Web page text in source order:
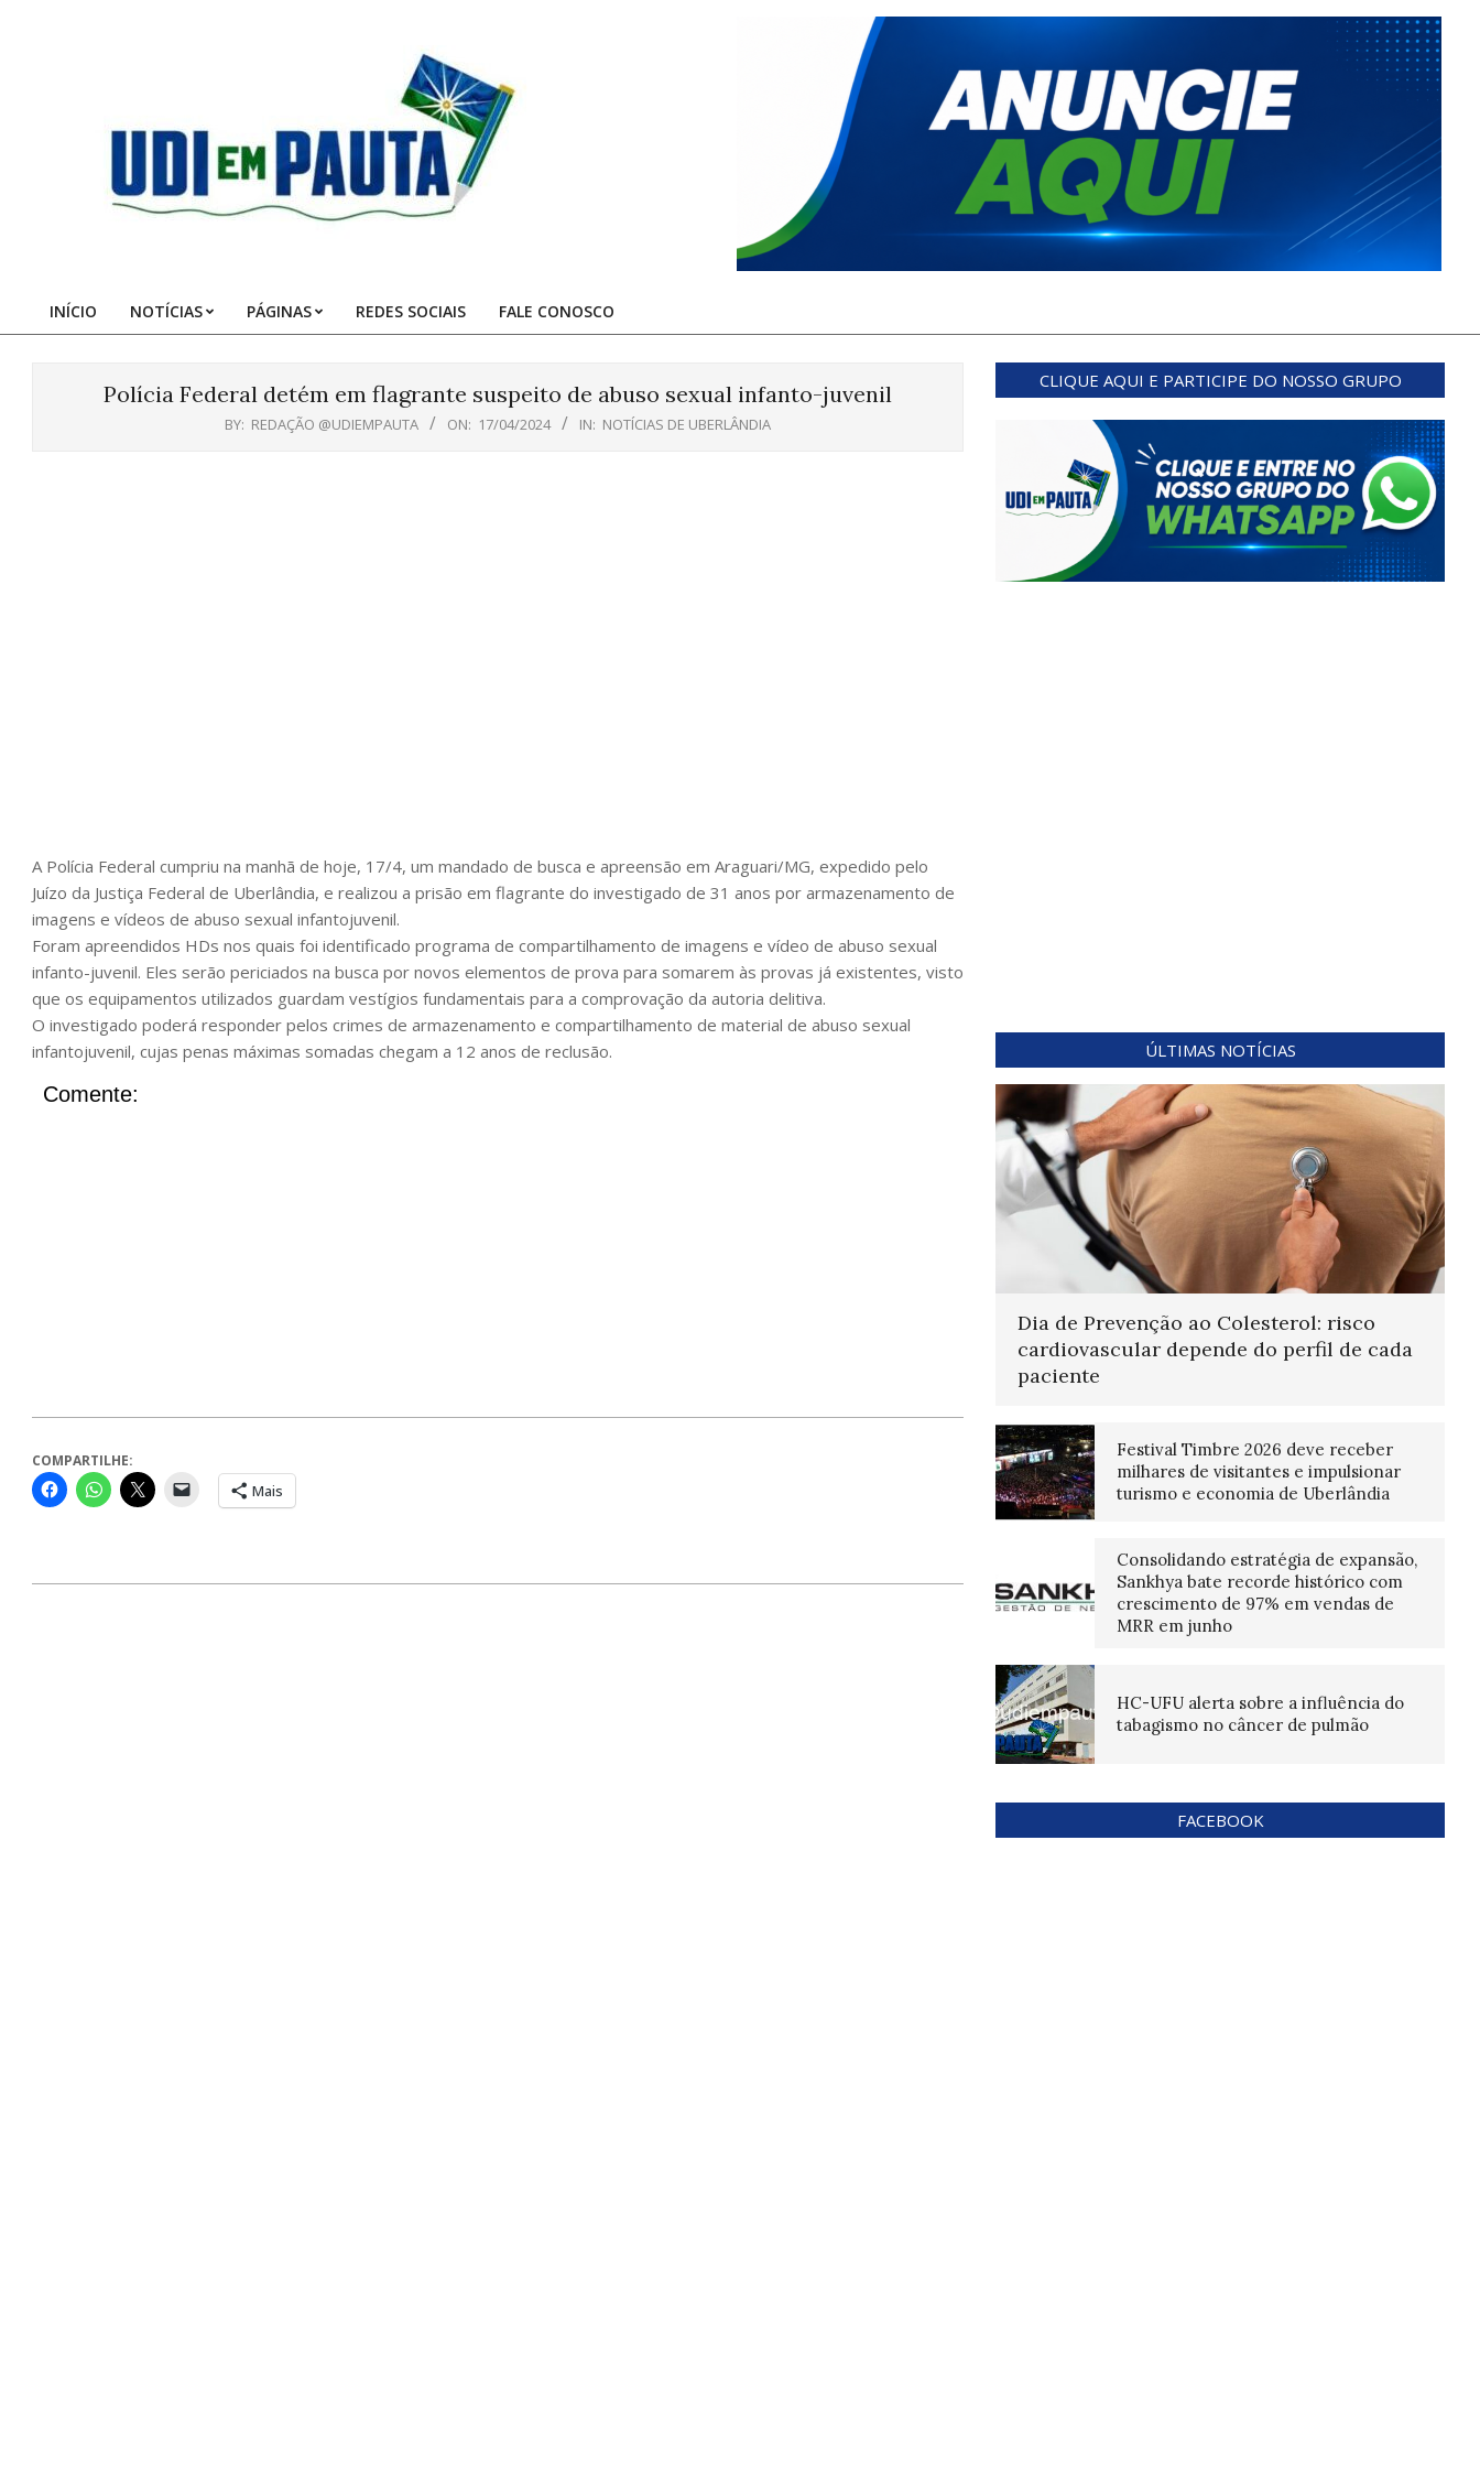
Pauta
Primary
INÍCIO NOTÍCIAS PÁGINAS REDES SOCIAIS FALE CONOSCO
Polícia Federal detém em flagrante suspeito de abuso sexual infanto-juvenil
BY: REDAÇÃO @UDIEMPAUTA ON: 17/04/2024 IN: NOTÍCIAS DE UBERLÂNDIA
A Polícia Federal cumpriu na manhã de hoje, 17/4, um mandado de busca e apreensão em Araguari/MG, expedido pelo
Juízo da Justiça Federal de Uberlândia, e realizou a prisão em flagrante do investigado de 31 anos por armazenamento de
imagens e vídeos de abuso sexual infantojuvenil.
Foram apreendidos HDs nos quais foi identificado programa de compartilhamento de imagens e vídeo de abuso sexual
infanto-juvenil. Eles serão periciados na busca por novos elementos de prova para somarem às provas já existentes, visto
que os equipamentos utilizados guardam vestígios fundamentais para a comprovação da autoria delitiva.
O investigado poderá responder pelos crimes de armazenamento e compartilhamento de material de abuso sexual
infantojuvenil, cujas penas máximas somadas chegam a 12 anos de reclusão.
Comente:
COMPARTILHE:
Mais
CLIQUE AQUI E PARTICIPE DO NOSSO GRUPO
ÚLTIMAS NOTÍCIAS
Dia de Prevenção ao Colesterol: risco
cardiovascular depende do perfil de cada
paciente
Festival Timbre 2026 deve receber
milhares de visitantes e impulsionar
turismo e economia de Uberlândia
Consolidando estratégia de expansão,
Sankhya bate recorde histórico com
crescimento de 97% em vendas de
MRR em junho
HC-UFU alerta sobre a influência do
tabagismo no câncer de pulmão
FACEBOOK